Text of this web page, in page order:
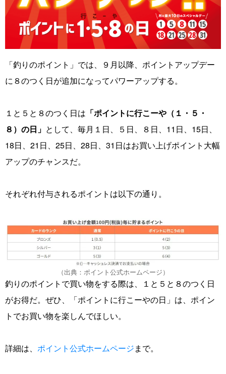
「釣りのポイント」では、９月以降、ポイントアップデー
に８のつく日が追加になってパワーアップする。
１と５と８のつく日は 「ポイントに行こーや（１・５・
８）の日」 として、毎月１日、５日、８日、11日、15日、
18日、21日、25日、28日、31日はお買い上げポイント大幅
アップのチャンスだ。
それぞれ付与されるポイントは以下の通り。
（出典：ポイント公式ホームページ）
釣りのポイントで買い物をする際は、１と５と８のつく日
がお得だ。ぜひ、「ポイントに行こーやの日」は、ポイン
トでお買い物を楽しんでほしい。
詳細は、 ポイント公式ホームページまで。